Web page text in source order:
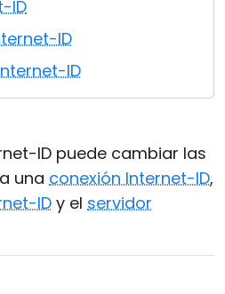
ID
ID
ID
ID puede cambiar las
una conexión Internet-ID,
ID y el servidor